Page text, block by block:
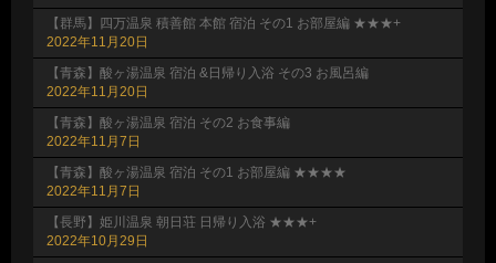
【群馬】四万温泉 積善館 本館 宿泊 その1 お部屋編 ★★★+
2022年11月20日
【青森】酸ヶ湯温泉 宿泊 &日帰り入浴 その3 お風呂編
2022年11月20日
【青森】酸ヶ湯温泉 宿泊 その2 お食事編
2022年11月7日
【青森】酸ヶ湯温泉 宿泊 その1 お部屋編 ★★★★
2022年11月7日
【長野】姫川温泉 朝日荘 日帰り入浴 ★★★+
2022年10月29日